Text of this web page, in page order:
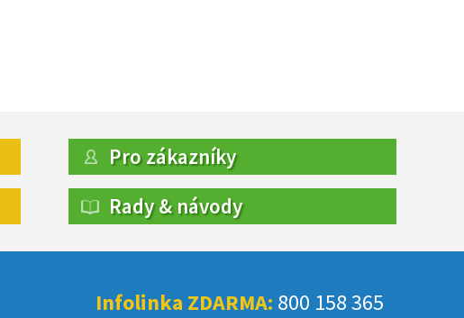
Pro zákazníky
Rady & návody
Infolinka ZDARMA: 800 158 365